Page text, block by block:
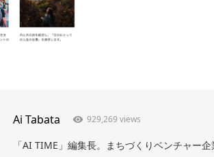
Ai Tabata 929,269 views
「AI TIME」編集長。まちづくりベンチャー